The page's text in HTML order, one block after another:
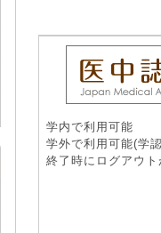
学内で利用可能
学外で利用可能(学
終了時にログアウ